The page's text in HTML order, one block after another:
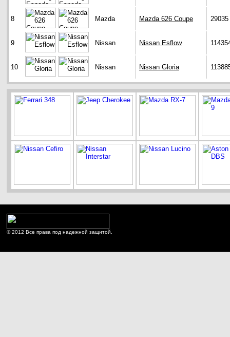
8 Mazda Mazda 626 Coupe 29035
9 Nissan Nissan Esflow
10 Nissan Nissan Gloria
© 2012 Все права под надежной защитой.